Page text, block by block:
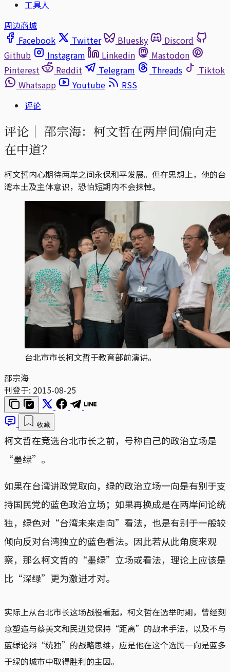
工具人
周边商城
Facebook
Twitter Bluesky
Discord
Github
Instagram Linkedin
Mastodon
Pinterest
Reddit Telegram Threads
Tiktok
Whatsapp
Youtube
RSS
评论
评论｜ 邵宗海：柯文哲在两岸间偏向走
在中道？
柯文哲内心期待两岸之间永保和平发展。但在思想上，他的台
湾本土及主体意识，恐怕短期内不会抹悼。
台北市市长柯文哲于教育部前演讲。
邵宗海
刊登于: 2015-08-25
收藏
柯文哲在竞选台北市长之前，号称自己的政治立场是
“墨绿”。
如果在台湾讲政党取向，绿的政治立场一向是有别于支
持国民党的蓝色政治立场；如果再换成是在两岸间论统
独，绿色对“台湾未来走向”看法，也是有别于一般较
倾向反对台湾独立的蓝色看法。因此若从此角度来观
察，那么柯文哲的“墨绿”立场或看法，理论上应该是
比“深绿”更为激进才对。
实际上从台北市长这场战役看起，柯文哲在选举时期，曾经刻
意塑造与蔡英文和民进党保持“距离”的战术手法，以及不与
蓝绿论辩“统独”的战略思维，应是他在这个选民一向是蓝多
于绿的城市中取得胜利的主因。